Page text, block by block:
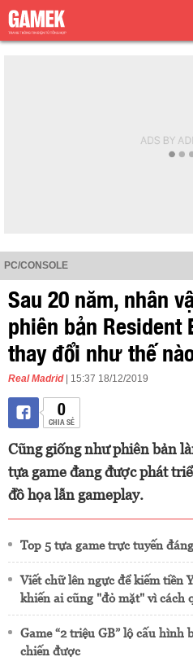
PC/CONSOLE
Sau 20 năm, nhân
phiên bản Resident
thay đổi như thế
Real Madrid | 15:37 18/12/2019
0
CHIA SẺ
Cũng giống như phiên bản
tựa game đang được phát
đồ họa lẫn gameplay.
Top 5 tựa game trực tuyến
Viết chữ lên ngực để kiếm tiền
khiến ai cũng "đỏ mặt" vì cách
Game “2 triệu GB” lộ cấu
chiến được